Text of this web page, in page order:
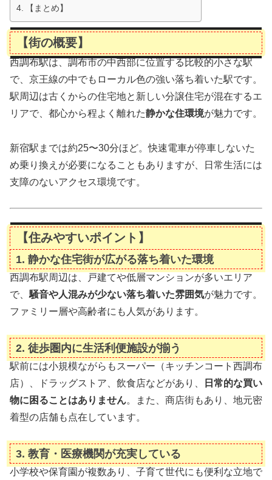
【まとめ】
【街の概要】
西調布駅は、調布市の中西部に位置する比較的小さな駅
で、京王線の中でもローカル色の強い落ち着いた駅です。
駅周辺は古くからの住宅地と新しい分譲住宅が混在するエ
リアで、都心から程よく離れた静かな住環境が魅力です。
新宿駅までは約25〜30分ほど。快速電車が停車しないた
め乗り換えが必要になることもありますが、日常生活には
支障のないアクセス環境です。
【住みやすいポイント】
1. 静かな住宅街が広がる落ち着いた環境
西調布駅周辺は、戸建てや低層マンションが多いエリア
で、騒音や人混みが少ない落ち着いた雰囲気が魅力です。
ファミリー層や高齢者にも人気があります。
2. 徒歩圏内に生活利便施設が揃う
駅前には小規模ながらもスーパー（キッチンコート西調布
店）、ドラッグストア、飲食店などがあり、
日常的な買い
物に困ることはありません。また、商店街もあり、地元密
着型の店舗も点在しています。
3. 教育・医療機関が充実している
小学校や保育園が複数あり、子育て世代にも便利な立地で